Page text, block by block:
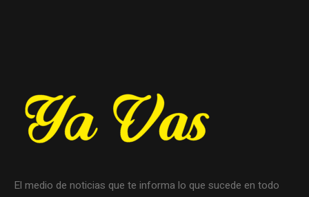
El medio de noticias que te informa lo que sucede en todo